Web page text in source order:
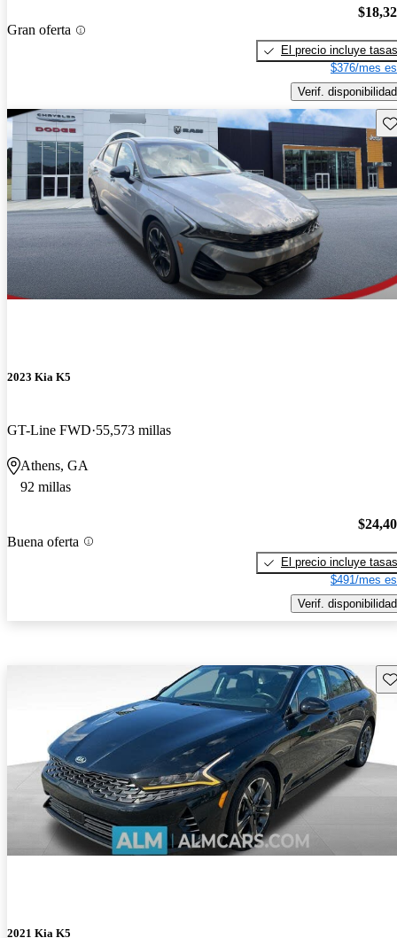
Gran oferta
El precio incluye tasas
$376/mes
Verif. disponibilidad
2023 Kia K5
GT-Line FWD 55,573 millas
Athens, GA
92 millas
Buena oferta
El precio incluye tasas
$491/mes
Verif. disponibilidad
2021 Kia K5